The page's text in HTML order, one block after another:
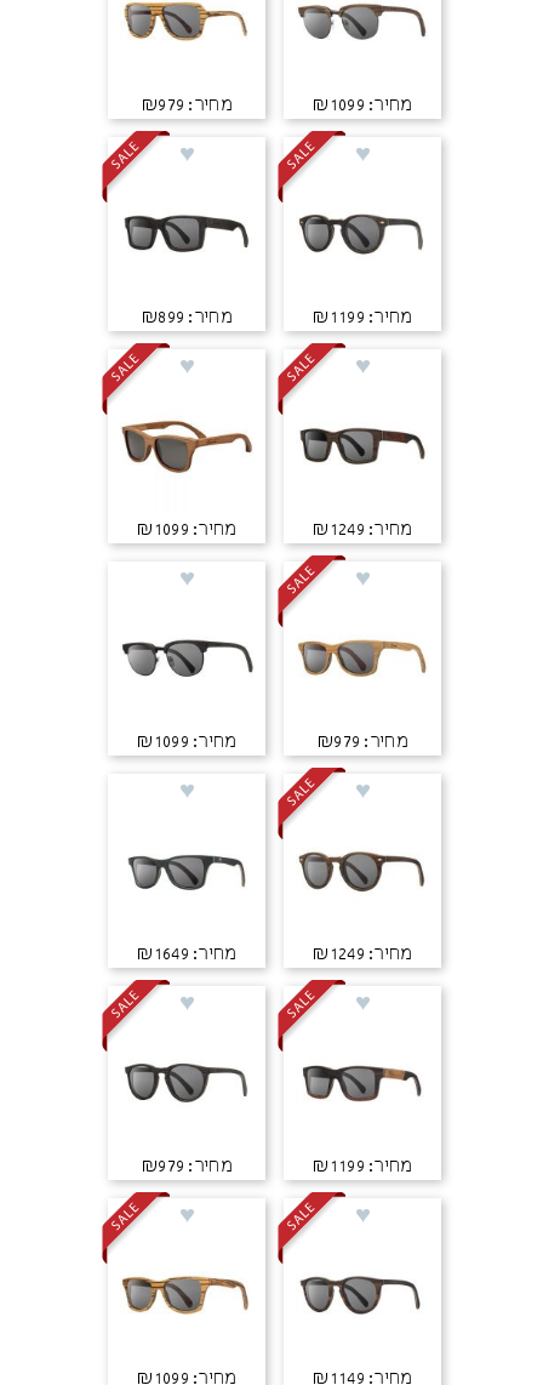
מחיר: ₪1099 מחיר: ₪979
מחיר: ₪1199 מחיר: ₪899
מחיר: ₪1249 מחיר: ₪1099
מחיר: ₪979 מחיר: ₪1099
מחיר: ₪1249 מחיר: ₪1649
מחיר: ₪1199 מחיר: ₪979
מחיר: ₪1149 מחיר: ₪1099